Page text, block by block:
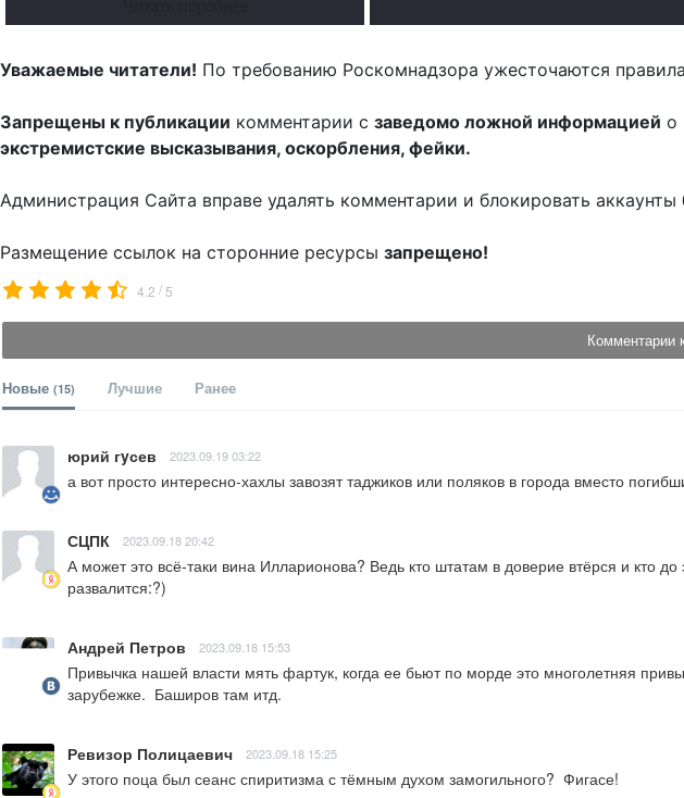
Уважаемые читатели! По требованию Роскомнадзора ужесточаются
Запрещены к публикации комментарии с заведомо ложной информацией о
экстремистские высказывания, оскорбления, фейки.
Администрация Сайта вправе удалять комментарии и блокировать аккаунты
Размещение ссылок на сторонние ресурсы запрещено!
4.2 / 5
Комментарии
Новые (15) Лучшие Ранее
юрий гyсев 2023.09.19 03:22
а вот просто интересно-хахлы завозят таджиков или поляков в города вместо
СЦПК 2023.09.18 20:42
А может это всё-таки вина Илларионова? Ведь кто штатам в доверие втёрся и кто
развалится:?)
Андрей Петров 2023.09.18 15:53
Привычка нашей власти мять фартук, когда ее бьют по морде это многолетняя
зарубежке.  Баширов там итд.
Ревизор Полицаевич 2023.09.18 15:25
У этого поца был сеанс спиритизма с тёмным духом замогильного?  Фигасе!